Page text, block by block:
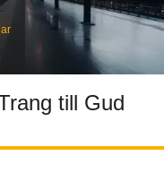
till Gud